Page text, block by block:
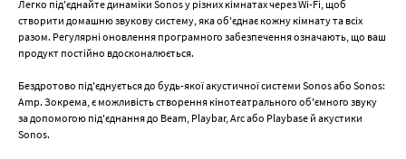
Легко під'єднайте динаміки Sonos у різних кімнатах через Wi-Fi, щоб
створити домашню звукову систему, яка об'єднає кожну кімнату та всіх
разом. Регулярні оновлення програмного забезпечення означають, що ваш
продукт постійно вдосконалюється.
Бездротово під'єднується до будь-якої акустичної системи Sonos або Sonos:
Amp. Зокрема, є можливість створення кінотеатрального об'ємного звуку
за допомогою під'єднання до Beam, Playbar, Arc або Playbase й акустики
Sonos.